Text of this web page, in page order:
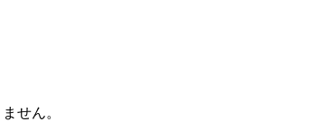
せん。